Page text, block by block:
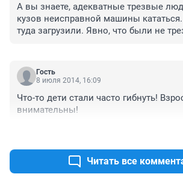
А вы знаете, адекватные трезвые
кузов неисправной машины
туда загрузили. Явно, что были не
Гость
8 июля 2014, 16:09
Что-то дети стали часто гибнуть!
внимательны!
Читать все